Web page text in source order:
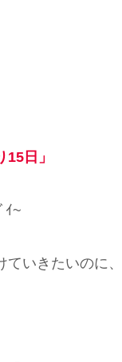
15日」
ｲ~
ていきたいのに